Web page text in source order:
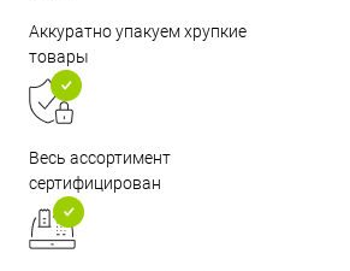
Аккуратно упакуем хрупкие
товары
Весь ассортимент
сертифицирован